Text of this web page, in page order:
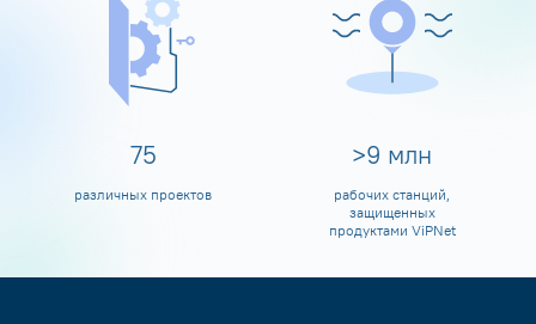
80
различных проектов
>10 млн
рабочих станций,
защищенных
продуктами ViPNet